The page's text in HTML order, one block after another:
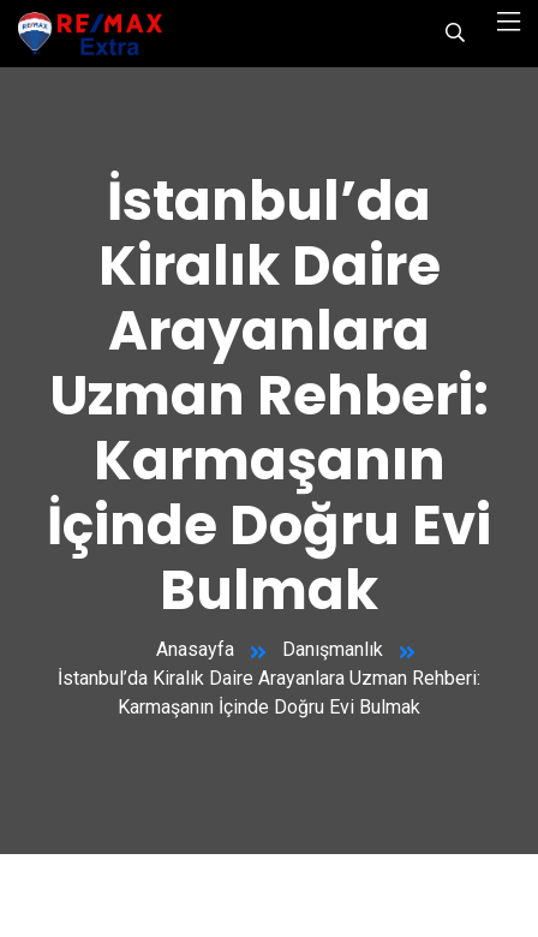
İstanbul’da
Kiralık Daire
Arayanlara
Uzman Rehberi:
Karmaşanın
İçinde Doğru Evi
Bulmak
Anasayfa
Danışmanlık
İstanbul’da Kiralık Daire Arayanlara Uzman Rehberi:
Karmaşanın İçinde Doğru Evi Bulmak